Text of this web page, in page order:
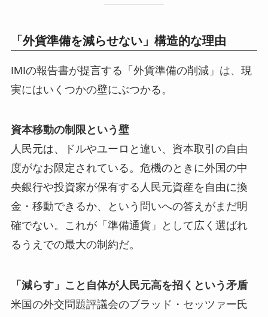
「外貨準備を減らせない」構造的な理由
IMIの報告書が提言する「外貨準備の削減」は、現
実にはいくつかの壁にぶつかる。
資本移動の制限という壁
人民元は、ドルやユーロと違い、資本取引の自由
度がなお限定されている。危機のときに外国の中
央銀行や投資家が保有する人民元資産を自由に換
金・移動できるか、という問いへの答えがまだ明
確でない。これが「準備通貨」として広く選ばれ
るうえでの最大の制約だ。
「減らす」こと自体が人民元高を招くという矛盾
米国の外交問題評議会のブラッド・セッツァー氏